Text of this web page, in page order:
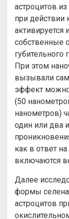
астроцитов
при действии
активируется
собственные
губительного
При этом
вызывали
эффект можно
(50
нанометров)
один или два
как в ответ
включаются
Далее
формы
астроцитов